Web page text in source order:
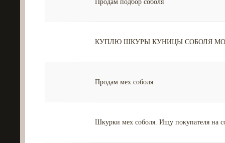
Продам подбор соболя
КУПЛЮ ШКУРЫ КУНИЦЫ СОБОЛЯ
Продам мех соболя
Шкурки мех соболя. Ищу покупателя на